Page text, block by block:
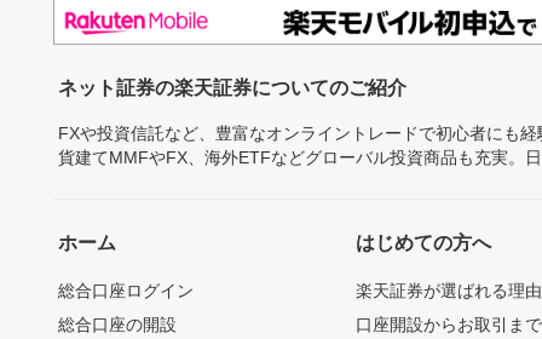
ネット証券の楽天証券についてのご紹介
FXや投資信託など、豊富なオンライントレードで初心者にも
貨建てMMFやFX、海外ETFなどグローバル投資商品も充実。
ホーム
総合口座ログイン
総合口座の開設
はじめての方へ
楽天証券が選ばれる理由
口座開設からお取引ま